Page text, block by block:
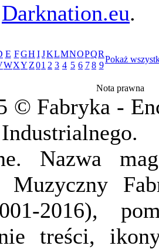
Darknation.eu.
E FGH I JKLMNOPQR
Pokaż
WXY Z01 2 3 4 5 6 7 8 9
Nota prawna
© Fabryka -
Nazwa
Muzyczny
2016),
treści,